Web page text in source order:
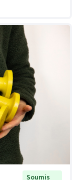
Soumis